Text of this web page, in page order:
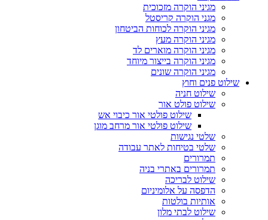
מגיני הוקרה מזכוכית
מגני הוקרה קריסטל
מגיני הוקרה לכוחות הביטחון
מגיני הוקרה מעץ
מגיני הוקרה מוארים לד
מגיני הוקרה בייצור מיוחד
מגיני הוקרה שונים
שילוט פנים וחוץ
שילוט חניה
שילוט פולט אור
שילוט פולטי אור כיבוי אש
שילוט פולטי אור מרחב מוגן
שלטי נגישות
שלטי בטיחות לאתר עבודה
תמרורים
תמרורים באתרי בניה
שילוט לבריכה
הדפסה על אלומיניום
אותיות בולטות
שילוט לבתי מלון